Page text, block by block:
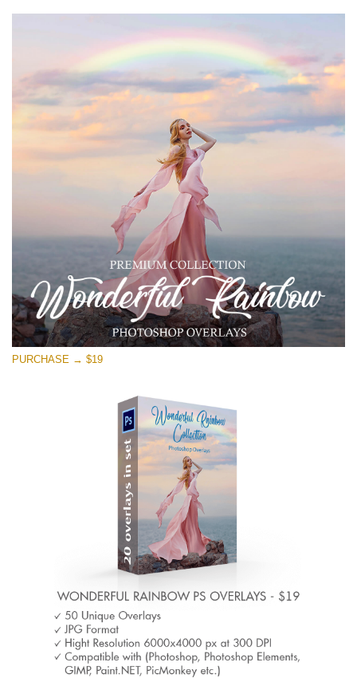
4 Seasons (411 Overlays)
Large 6000*4000px
Entire Collection
(1783 Overlays)
Large 6000*4000px
Download Gratuito
PURCHASE → $19